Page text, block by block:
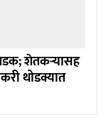
शेतकऱ्यासह
थोडक्यात